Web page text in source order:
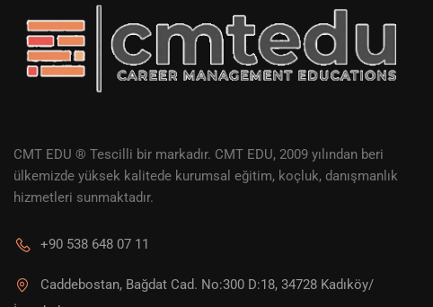
CMT EDU ® Tescilli bir markadır. CMT EDU, 2009 yılından beri
ülkemizde yüksek kalitede kurumsal eğitim, koçluk, danışmanlık
hizmetleri sunmaktadır.
+90 538 648 07 11
Caddebostan, Bağdat Cad. No:300 D:18, 34728 Kadıköy/